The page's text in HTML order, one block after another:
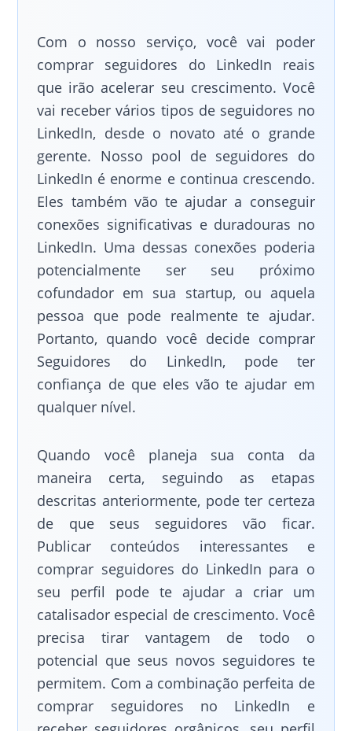
Com o nosso serviço, você vai poder
comprar seguidores do LinkedIn reais
que irão acelerar seu crescimento. Você
vai receber vários tipos de seguidores no
LinkedIn, desde o novato até o grande
gerente. Nosso pool de seguidores do
LinkedIn é enorme e continua crescendo.
Eles também vão te ajudar a conseguir
conexões significativas e duradouras no
LinkedIn. Uma dessas conexões poderia
potencialmente ser seu próximo
cofundador em sua startup, ou aquela
pessoa que pode realmente te ajudar.
Portanto, quando você decide comprar
Seguidores do LinkedIn, pode ter
confiança de que eles vão te ajudar em
qualquer nível.
Quando você planeja sua conta da
maneira certa, seguindo as etapas
descritas anteriormente, pode ter certeza
de que seus seguidores vão ficar.
Publicar conteúdos interessantes e
comprar seguidores do LinkedIn para o
seu perfil pode te ajudar a criar um
catalisador especial de crescimento. Você
precisa tirar vantagem de todo o
potencial que seus novos seguidores te
permitem. Com a combinação perfeita de
comprar seguidores no LinkedIn e